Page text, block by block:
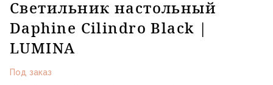
Светильник настольный
Daphine Cilindro Black |
LUMINA
Под заказ